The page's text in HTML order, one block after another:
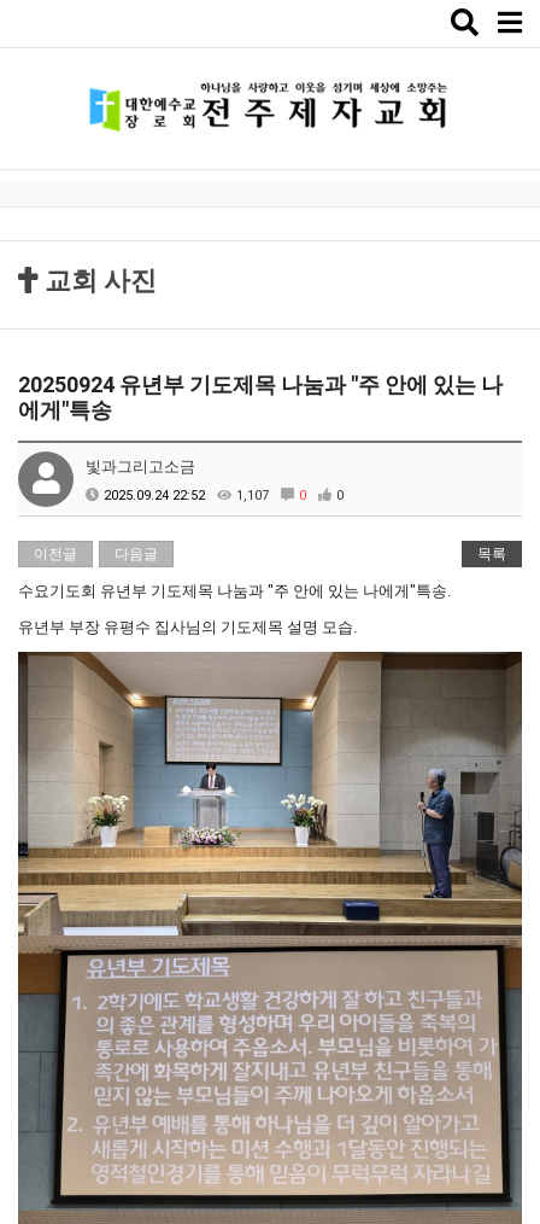
Toggle
교회 사진
20250924 유년부 기도제목 나눔과 "주 안에 있는 나
에게"특송
빛과그리고소금
2025.09.24 22:52 1,107 0 0
이전글 다음글 목록
수요기도회 유년부 기도제목 나눔과 "주 안에 있는 나에게"특송.
유년부 부장 유평수 집사님의 기도제목 설명 모습.